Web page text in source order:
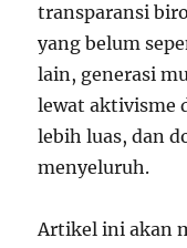
transparansi
yang belum
lain, generasi
lewat aktivisme
lebih luas, dan
menyeluruh.
Artikel ini akan